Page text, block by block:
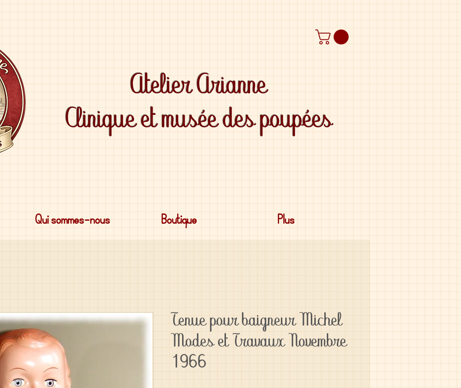
Atelier Arianne
Clinique et musée des poupées
Qui sommes-nous Boutique Plus
Tenue pour baigneur Michel
Modes et Travaux Novembre
1966